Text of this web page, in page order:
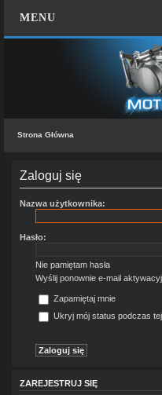
MENU
Zespół administracyjny
FAQ
MOTO CHAT
ZALOGUJ SIĘ
KONTAKT Z NAMI
Strona Główna
Zaloguj się
Nazwa użytkownika:
Hasło:
Nie pamiętam hasła
Wyślij ponownie e-mail
Zapamiętaj mnie
Ukryj mój status podczas
ZAREJESTRUJ SIĘ